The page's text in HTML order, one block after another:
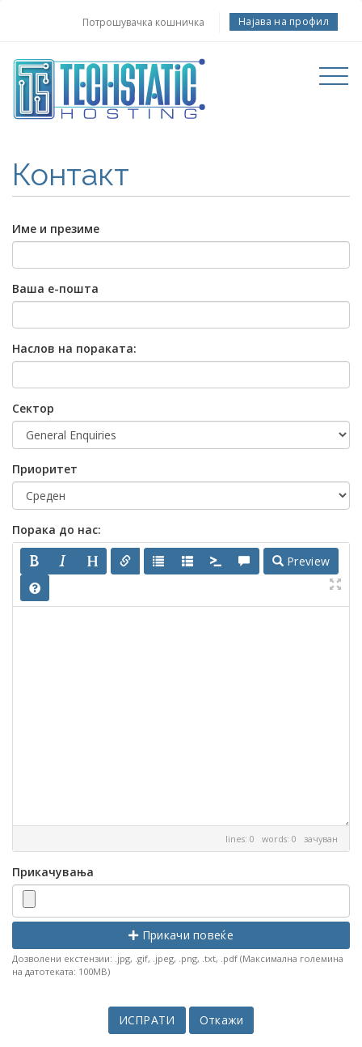
Потрошувачка кошничка Најава на профил
Toggle
Контакт
Име и презиме
Ваша е-пошта
Наслов на пораката:
Сектор
Приоритет
Порака до нас:
Preview
lines: 0 words: 0 зачуван
Прикачувања
Прикачи повеќе
Дозволени екстензии: .jpg, .gif, .jpeg, .png, .txt, .pdf (Максимална големина
на датотеката: 100MB)
Откажи